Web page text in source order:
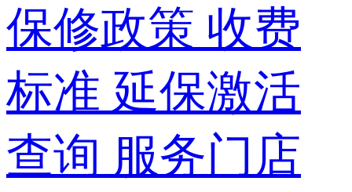
保修政策 收费
标准 延保激活
查询 服务门店